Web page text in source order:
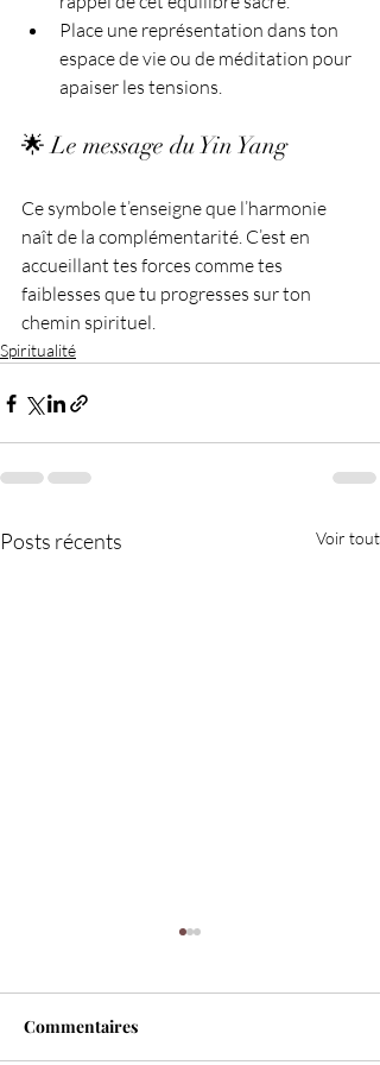
Place une représentation dans ton
espace de vie ou de méditation pour
apaiser les tensions.
🌟 Le message du Yin Yang
Ce symbole t’enseigne que l’harmonie
naît de la complémentarité. C’est en
accueillant tes forces comme tes
faiblesses que tu progresses sur ton
chemin spirituel.
Spiritualité
Posts récents Voir tout
Commentaires